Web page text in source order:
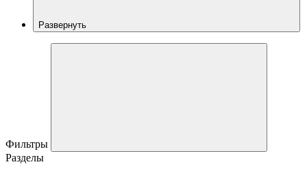
Развернуть
Фильтры
Разделы